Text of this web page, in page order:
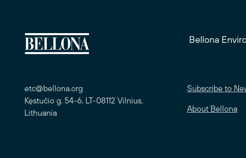
Bellona
etc@bellona.org
Kęstučio g. 54-6, LT-08112 Vilnius,
Lithuania
Subscribe to
About Bellona